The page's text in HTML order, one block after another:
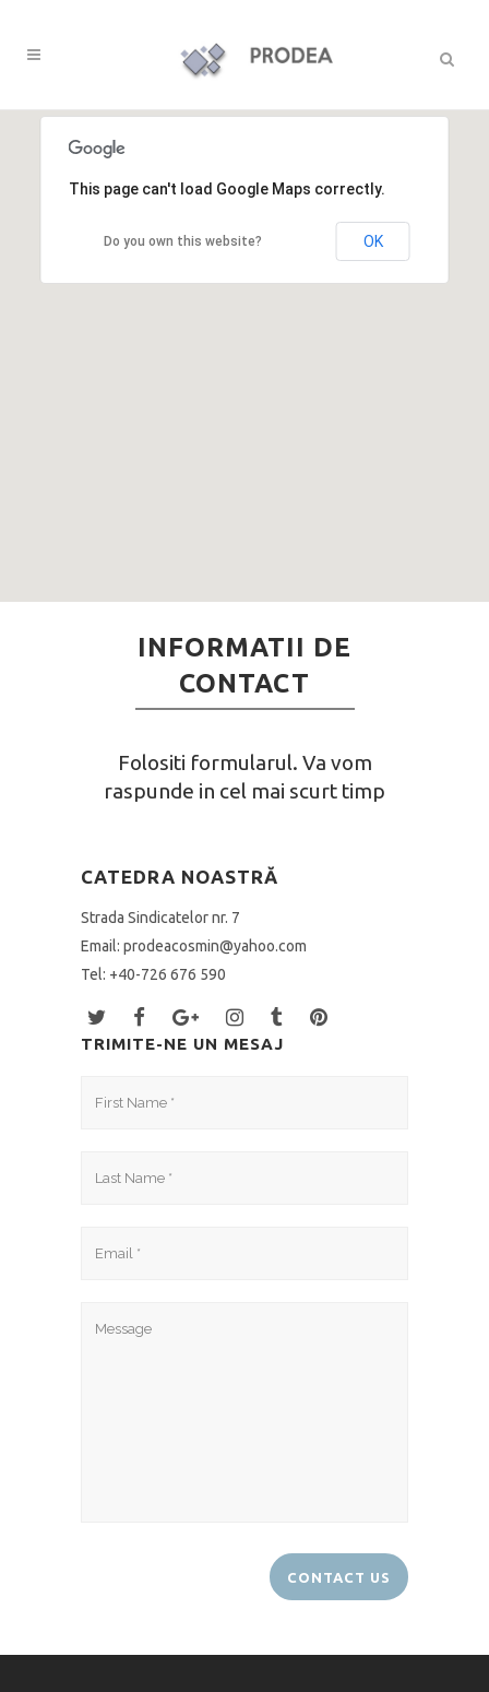
This page can't load Google Maps correctly.
Do you own this website? OK
INFORMATII DE
CONTACT
Folositi formularul. Va vom
raspunde in cel mai scurt timp
CATEDRA NOASTRĂ
Strada Sindicatelor nr. 7
Email: prodeacosmin@yahoo.com
Tel: +40-726 676 590
TRIMITE-NE UN MESAJ